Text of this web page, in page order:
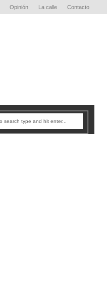
Opinión La calle Contacto